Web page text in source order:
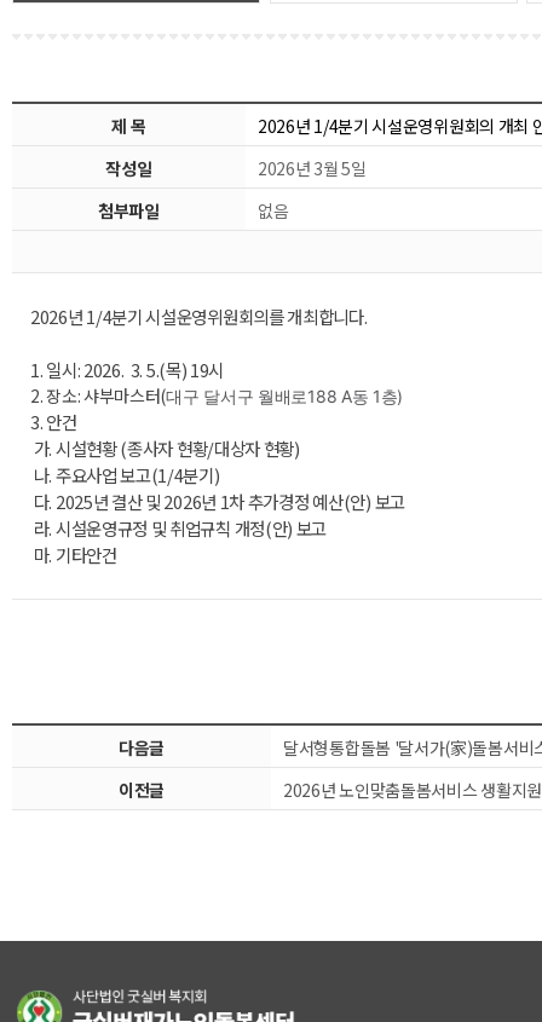
제 목
2026년 1/4분기 시설운영위원회의 개최
작성일
2026년 3월 5일
첨부파일
없음
2026년 1/4분기 시설운영위원회의를 개최합니다.
1. 일시: 2026. 3. 5.(목) 19시
2. 장소: 샤부마스터(대구 달서구 월배로188 A동 1층)
3. 안건
가. 시설현황(종사자 현황/대상자 현황)
나. 주요사업 보고(1/4분기)
다. 2025년 결산 및 2026년 1차 추가경정 예산(안) 보고
라. 시설운영규정 및 취업규칙 개정(안) 보고
마. 기타안건
다음글
달서형통합돌봄 '달서가(家)돌봄서
이전글
2026년 노인맞춤돌봄서비스 생활지